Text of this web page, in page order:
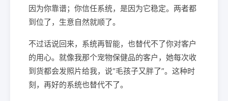
因为你靠谱；你信任系统，是因为它稳定。两者都
到位了，生意自然就顺了。
不过话说回来，系统再智能，也替代不了你对客户
的用心。就像我那个宠物保健品的客户，她每次收
到货都会发照片给我，说“毛孩子又胖了”。这种时
刻，再好的系统也替代不了。